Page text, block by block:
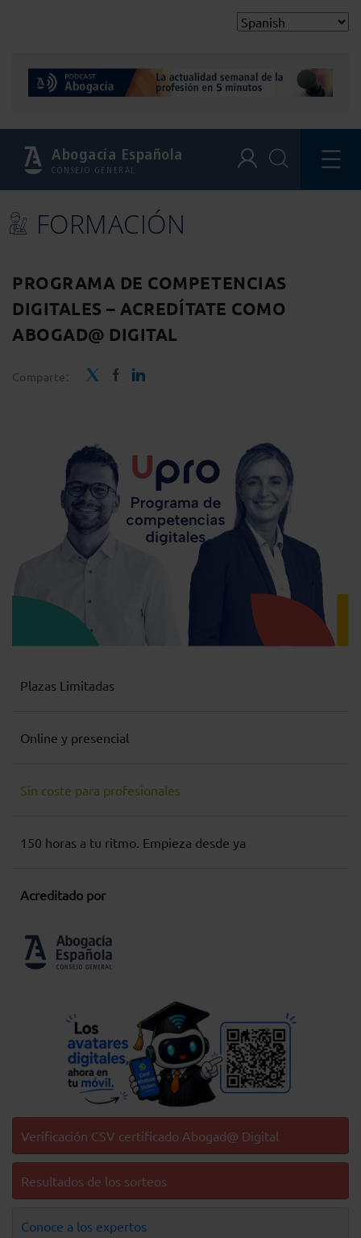
Abogacía Española
CONSEJO GENERAL
FORMACIÓN
PROGRAMA DE COMPETENCIAS
DIGITALES – ACREDÍTATE COMO
ABOGAD@ DIGITAL
Comparte:
Plazas Limitadas
Online y presencial
Sin coste para profesionales
150 horas a tu ritmo. Empieza desde ya
Acreditado por
Verificación CSV certificado Abogad@ Digital
Resultados de los sorteos
Conoce a los expertos